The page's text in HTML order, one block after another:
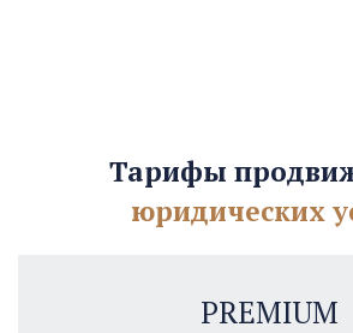
Тарифы
юридических
PREMIUM